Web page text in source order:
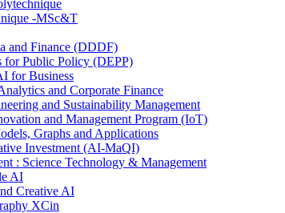
-MSc&T
and Finance (DDDF)
for Public Policy (DEPP)
for Business
and Corporate Finance
and Sustainability Management
and Management Program (IoT)
Graphs and Applications
Investment (AI-MaQI)
: Science Technology & Management
AI
Creative AI
XCin